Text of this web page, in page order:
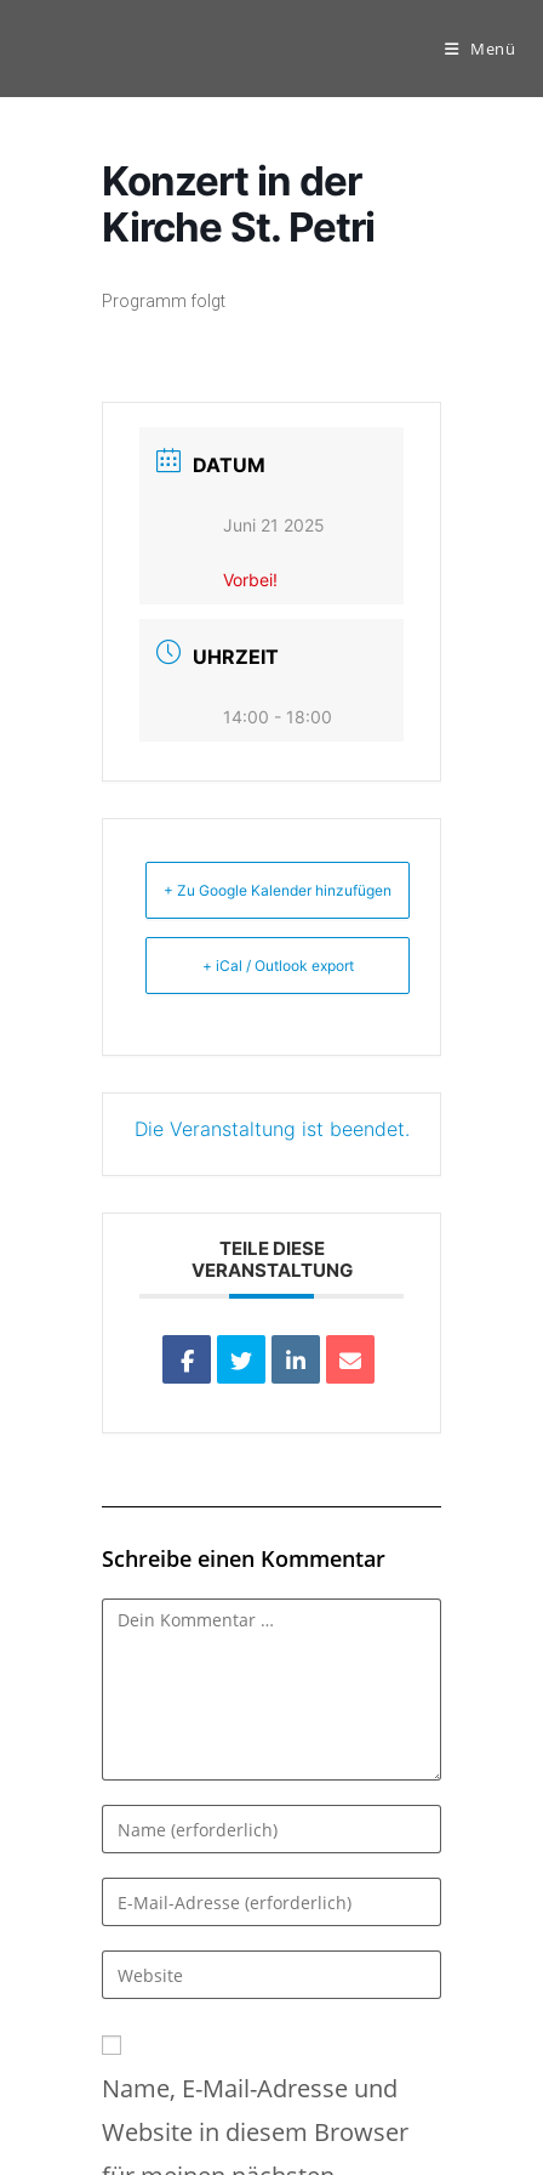
Menü
Konzert in der
Kirche St. Petri
Programm folgt
DATUM
Juni 21 2025
Vorbei!
UHRZEIT
14:00 - 18:00
+ Zu Google Kalender hinzufügen
+ iCal / Outlook export
Die Veranstaltung ist beendet.
TEILE DIESE
VERANSTALTUNG
Schreibe einen Kommentar
Kommentar
Gib
deinen
Namen
oder
zum
Kommentieren
ein
Gib
deine
E-
Mail-
zum
ein
Gib
deine
URL
ein
Name, E-Mail-Adresse und
Website in diesem Browser